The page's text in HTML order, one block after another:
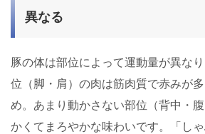
異なる
豚の体は部位によって運動量が異な
位（脚・肩）の肉は筋肉質で赤みが
め。あまり動かさない部位（背中・
かくてまろやかな味わいです。「し